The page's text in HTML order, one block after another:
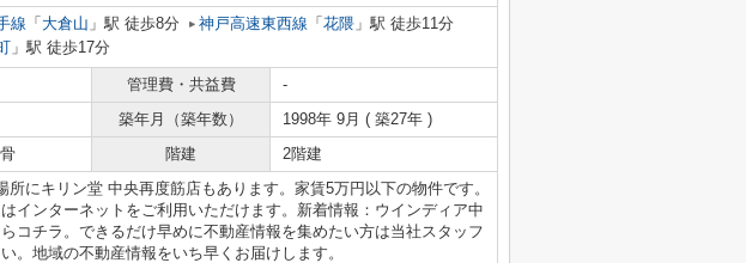
線 「 大倉山 」駅 徒歩8分 神戸高速東西線 「 花隈 」駅 徒歩11分
」駅 徒歩17分
管理費・共益費
-
築年月（築年数）
1998年 9月 ( 築27年 )
階建 2階建
所にキリン堂 中央再度筋店もあります。家賃5万円以下の物件です。
インターネットをご利用いただけます。新着情報：ウインディア中
コチラ。できるだけ早めに不動産情報を集めたい方は当社スタッフ
。地域の不動産情報をいち早くお届けします。